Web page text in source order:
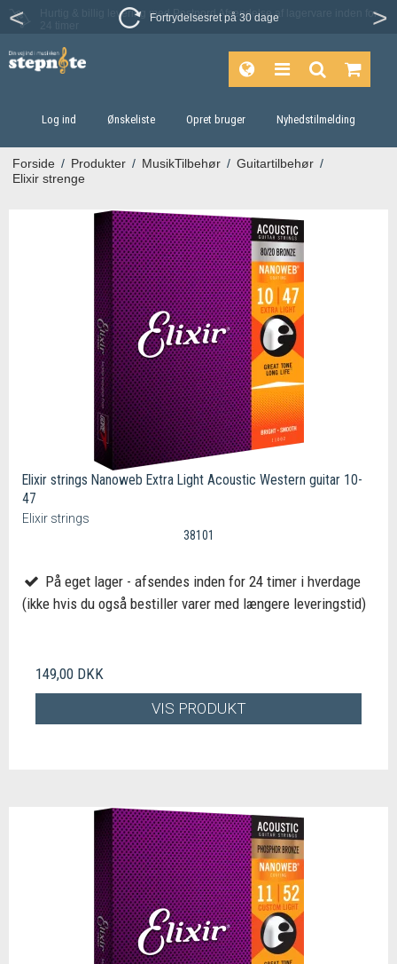
Fortrydelsesret på 30 dage
Log ind Ønskeliste Opret bruger Nyhedstilmelding
Forside / Produkter / MusikTilbehør / Guitartilbehør /
Elixir strenge
Elixir strings Nanoweb Extra Light Acoustic Western guitar 10-
47
Elixir strings
38101
På eget lager - afsendes inden for 24 timer i hverdage
(ikke hvis du også bestiller varer med længere leveringstid)
149,00 DKK
VIS PRODUKT